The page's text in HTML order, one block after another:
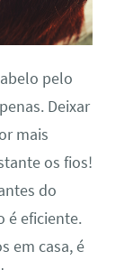
pelo
Deixar
mais
os fios!
do
é eficiente.
em casa, é